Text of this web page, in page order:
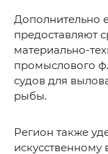
Дополнительно
предоставляют
материально-
промыслового
судов для
рыбы.
Регион также
искусственному